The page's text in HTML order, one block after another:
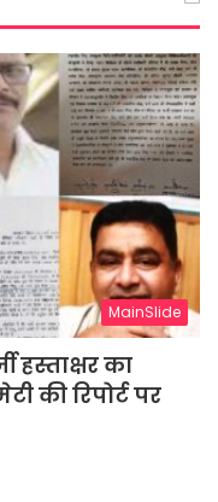
MainSlide
हस्ताक्षर का
की रिपोर्ट पर